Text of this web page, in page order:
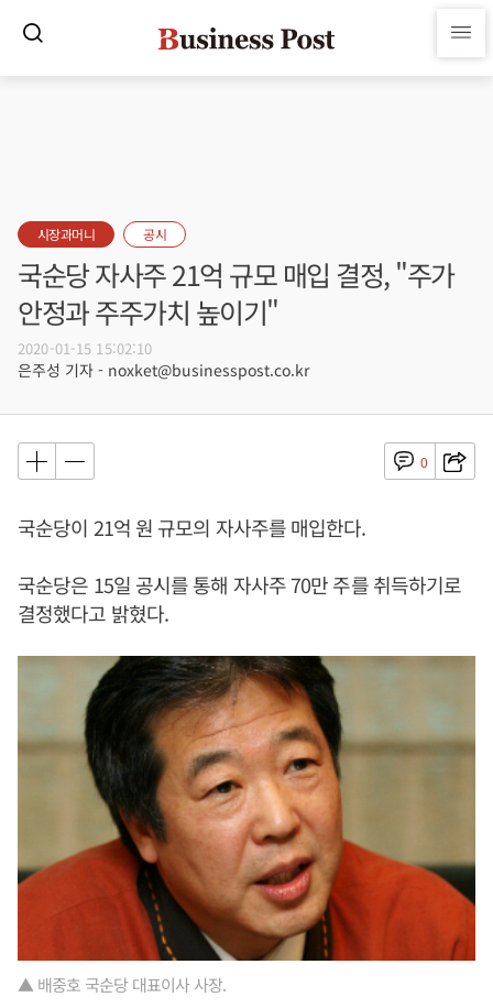
시장과머니 공시
국순당 자사주 21억 규모 매입 결정, "주가
안정과 주주가치 높이기"
2020-01-15 15:02:10
은주성 기자 - noxket@businesspost.co.kr
0
국순당이 21억 원 규모의 자사주를 매입한다.
국순당은 15일 공시를 통해 자사주 70만 주를 취득하기로
결정했다고 밝혔다.
▲ 배중호 국순당 대표이사 사장.